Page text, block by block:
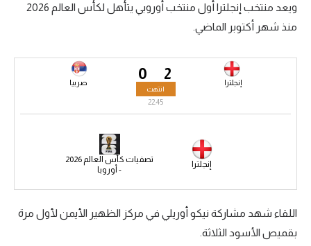
سعودي في الجول
الدوري الإسباني
كرة السلة الأمريكية
كرة سلة
ويعد منتخب إنجلترا أول منتخب أوروبي يتأهل لكأس العالم 2026
منذ شهر أكتوبر الماضي.
2 إنجلترا 0 صربيا
انتهت
22:45
إنجلترا
تصفيات كأس العالم 2026
- أوروبا
اللقاء شهد مشاركة نيكو أوريلي في مركز الظهير الأيمن لأول مرة
بقميص الأسود الثلاثة.